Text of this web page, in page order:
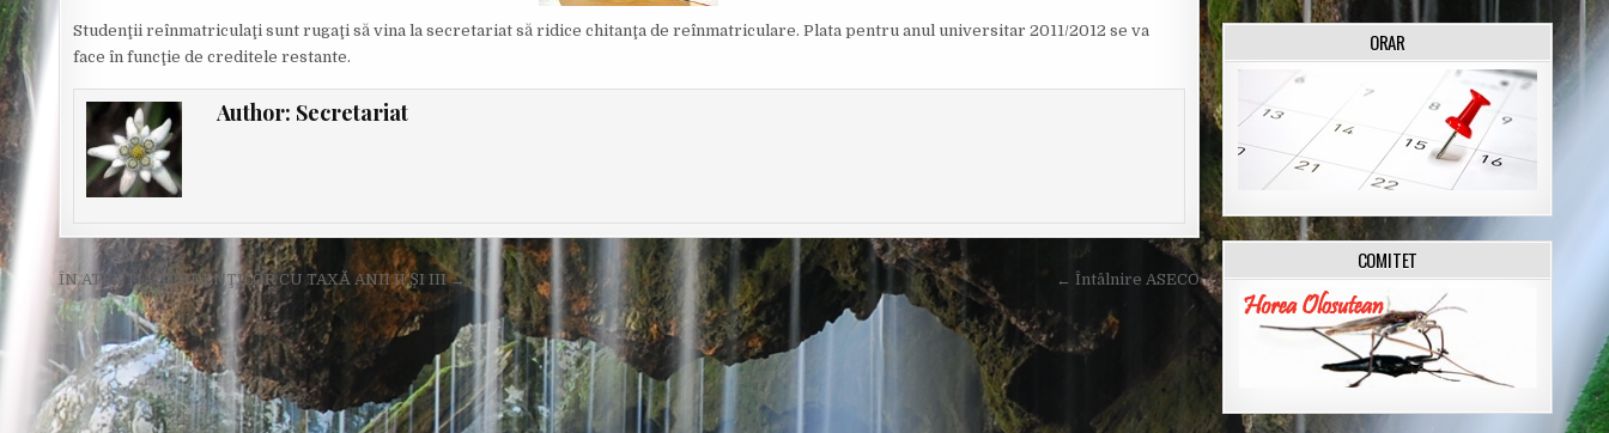
E
:
Studenţii reînmatriculaţi sunt rugaţi să vina la secretariat să ridice chitanţa de reînmatriculare. Plata pentru anul universitar 2011/2012 se va
face în funcţie de creditele restante.
Author: Secretariat
Post
navigation
← Întâlnire ASECO
ÎN ATENŢIA STUDENŢILOR CU TAXĂ ANII II ŞI III →
ORAR
COMITET